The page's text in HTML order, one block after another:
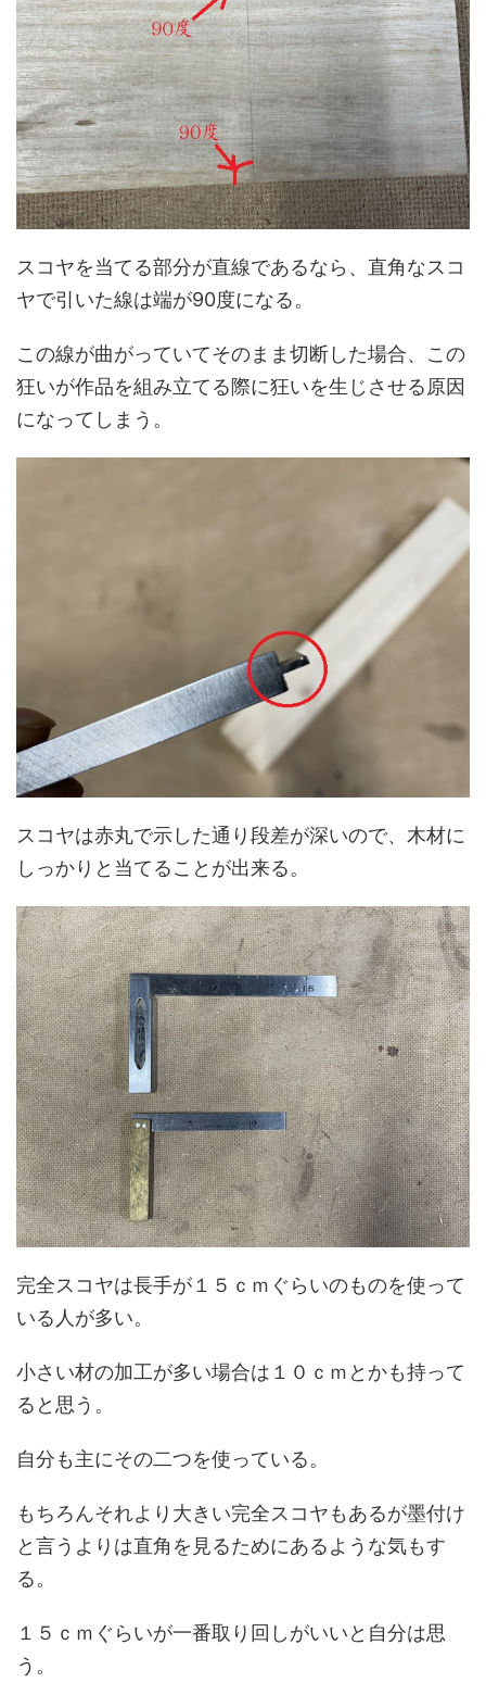
スコヤを当てる部分が直線であるなら、直角なスコ
ヤで引いた線は端が90度になる。
この線が曲がっていてそのまま切断した場合、この
狂いが作品を組み立てる際に狂いを生じさせる原因
になってしまう。
スコヤは赤丸で示した通り段差が深いので、木材に
しっかりと当てることが出来る。
完全スコヤは長手が１５ｃｍぐらいのものを使って
いる人が多い。
小さい材の加工が多い場合は１０ｃｍとかも持って
ると思う。
自分も主にその二つを使っている。
もちろんそれより大きい完全スコヤもあるが墨付け
と言うよりは直角を見るためにあるような気もす
る。
１５ｃｍぐらいが一番取り回しがいいと自分は思
う。